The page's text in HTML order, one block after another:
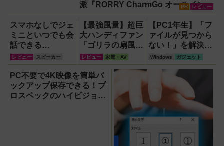
派『RORRY CharmGo オールインミ
ニ』でスマホもモバイルファンもノ
ートPCも安心
PR レビュー
スマホなしでジェ
ミニといつでも会
話できる
『Google Home
スピーカー』で未
来がわが家にやっ
てきた！【なぜな
ぜ期対策にも】
レビュー スピーカー
【最強風量】超巨
大ハンディファン
「ゴリラの扇風
機」レビュー！直
径16.5cmの巨大
ファンで想像以上
の涼しさを体感
レビュー 家電・AV
【PC1年生】「フ
ァイルが見つから
ない！」を解決す
る方法
【OneDrive対
応・2026年最新
版】
Windows ガジェット
PC不要で4K映像を簡単バ
ックアップ保存できる！プ
ロスペックのハイビジョン